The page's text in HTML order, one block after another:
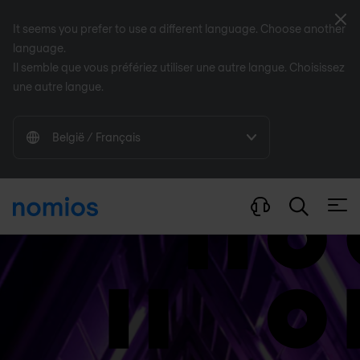
It seems you prefer to use a different language. Choose another
language.
Il semble que vous préfériez utiliser une autre langue. Choisissez
une autre langue.
België / Français